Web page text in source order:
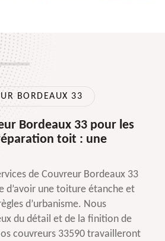
BORDEAUX 33
Bordeaux 33 pour les
toit : une
de Couvreur Bordeaux 33
d’avoir une toiture étanche et
d’urbanisme. Nous
du détail et de la finition de
couvreurs 33590 travailleront